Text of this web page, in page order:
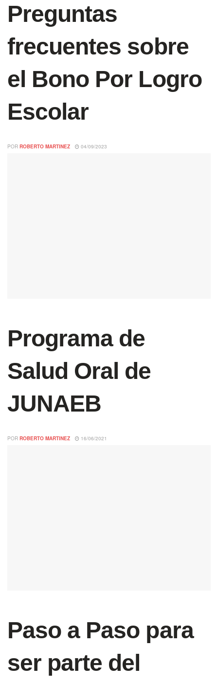
Preguntas
frecuentes sobre
el Bono Por Logro
Escolar
POR ROBERTO MARTINEZ 04/09/2023
Programa de
Salud Oral de
JUNAEB
POR ROBERTO MARTINEZ 16/06/2021
Paso a Paso para
ser parte del